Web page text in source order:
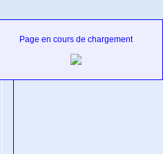
Page en cours de chargement